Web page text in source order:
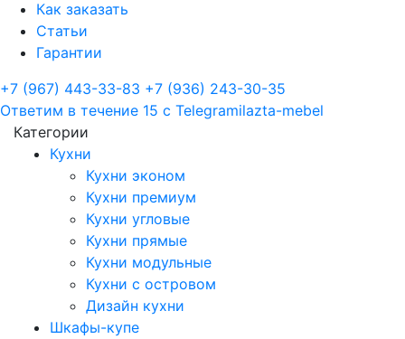
Как заказать
Статьи
Гарантии
+7 (967) 443-33-83 +7 (936) 243-30-35
Ответим в течение 15 с Telegramilazta-mebel
Категории
Кухни
Кухни эконом
Кухни премиум
Кухни угловые
Кухни прямые
Кухни модульные
Кухни с островом
Дизайн кухни
Шкафы-купе